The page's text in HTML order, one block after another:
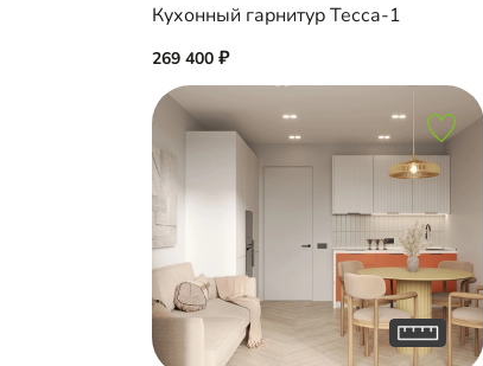
Кухонный гарнитур Тесса-1
269 400